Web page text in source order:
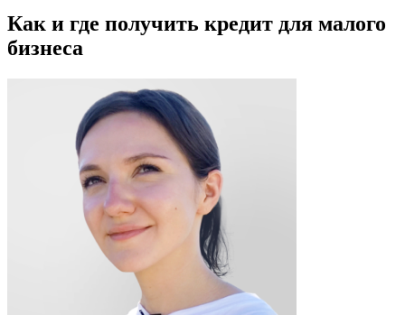
Как и где получить кредит для малого
бизнеса